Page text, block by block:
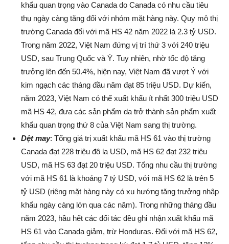
khẩu quan trọng vào Canada do Canada có nhu cầu tiêu
thụ ngày càng tăng đối với nhóm mặt hàng này. Quy mô thị
trường Canada đối với mã HS 42 năm 2022 là 2.3 tỷ USD.
Trong năm 2022, Việt Nam đứng vị trí thứ 3 với 240 triệu
USD, sau Trung Quốc và Ý. Tuy nhiên, nhờ tốc độ tăng
trưởng lên đến 50.4%, hiện nay, Việt Nam đã vượt Ý với
kim ngạch các tháng đầu năm đạt 85 triệu USD. Dự kiến,
năm 2023, Việt Nam có thể xuất khẩu ít nhất 300 triệu USD
mã HS 42, đưa các sản phẩm da trở thành sản phẩm xuất
khẩu quan trọng thứ 8 của Việt Nam sang thị trường.
Dệt may: Tổng giá trị xuất khẩu mã HS 61 vào thị trường
Canada đạt 228 triệu đô la USD, mã HS 62 đạt 232 triệu
USD, mã HS 63 đạt 20 triệu USD. Tổng nhu cầu thị trường
với mã HS 61 là khoảng 7 tỷ USD, với mã HS 62 là trên 5
tỷ USD (riêng mặt hàng này có xu hướng tăng trưởng nhập
khẩu ngày càng lớn qua các năm). Trong những tháng đầu
năm 2023, hầu hết các đối tác đều ghi nhận xuất khẩu mã
HS 61 vào Canada giảm, trừ Honduras. Đối với mã HS 62,